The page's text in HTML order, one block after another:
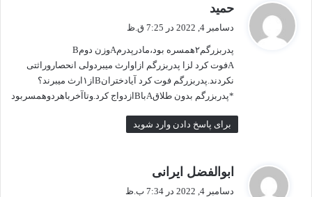
حمید
:
دسامبر 4, 2022 در 7:25 ق.ظ
پدربزرگم۲همسره بود،مادرپدرمAوزن دومB
Aفوت کرد لزا پدربزرگم ازاوارث میبردولی انحصاروراثتی
نکردند.پدربزرگم فوت کرد آیادخترانBاز۱ارث میبرند؟
*پدربزرگم بدون طلاقAباBازدواج کرد.وتاآخرباهردوهمسربود
برای پاسخ دادن وارد شوید
ابوالفضل ایرانی
دسامبر 4, 2022 در 7:34 ب.ظ